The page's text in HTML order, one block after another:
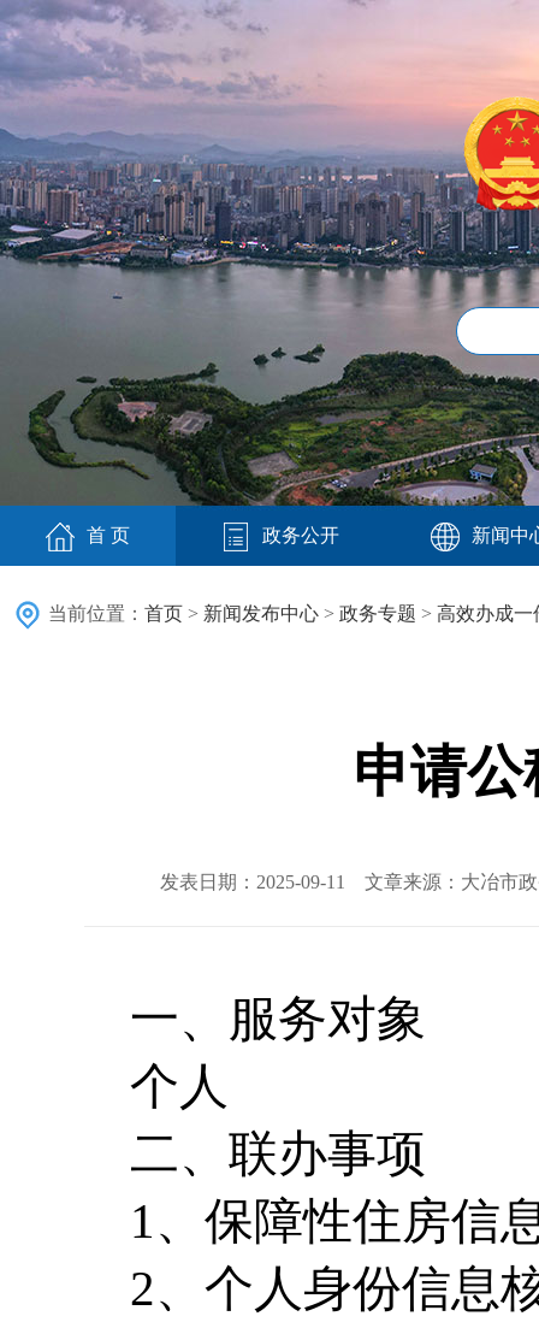
首 页 政务公开 新闻中
当前位置： 首页 > 新闻发布中心 > 政务专题 > 高效办成一
申请
发表日期：2025-09-11 文章来源：大冶市
一、服务对象
个人
二、联办事项
1、保障性住房信
2、个人身份信息